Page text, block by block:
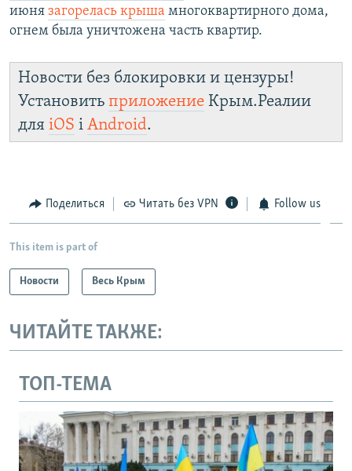
июня загорелась крыша многоквартирного дома,
огнем была уничтожена часть квартир.
Новости без блокировки и цензуры!
Установить приложение Крым.Реалии
для iOS і Android.
Поделиться Читать без VPN Follow us
This item is part of
Новости Весь Крым
ЧИТАЙТЕ ТАКЖЕ:
ТОП-ТЕМА